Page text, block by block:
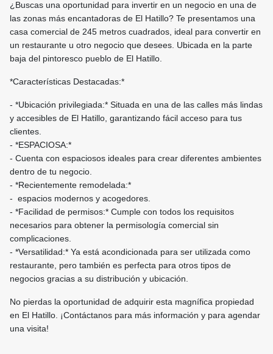
¿Buscas una oportunidad para invertir en un negocio en una de
las zonas más encantadoras de El Hatillo? Te presentamos una
casa comercial de 245 metros cuadrados, ideal para convertir en
un restaurante u otro negocio que desees. Ubicada en la parte
baja del pintoresco pueblo de El Hatillo.
*Características Destacadas:*
- *Ubicación privilegiada:* Situada en una de las calles más lindas
y accesibles de El Hatillo, garantizando fácil acceso para tus
clientes.
- *ESPACIOSA:*
- Cuenta con espaciosos ideales para crear diferentes ambientes
dentro de tu negocio.
- *Recientemente remodelada:*
- espacios modernos y acogedores.
- *Facilidad de permisos:* Cumple con todos los requisitos
necesarios para obtener la permisología comercial sin
complicaciones.
- *Versatilidad:* Ya está acondicionada para ser utilizada como
restaurante, pero también es perfecta para otros tipos de
negocios gracias a su distribución y ubicación.
No pierdas la oportunidad de adquirir esta magnífica propiedad
en El Hatillo. ¡Contáctanos para más información y para agendar
una visita!